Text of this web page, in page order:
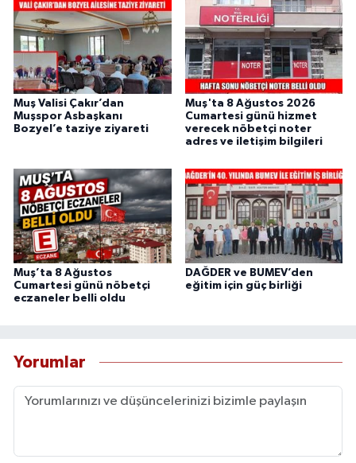
Muş Valisi Çakır’dan
Muşspor Asbaşkanı
Bozyel’e taziye ziyareti
Muş'ta 8 Ağustos 2026
Cumartesi günü hizmet
verecek nöbetçi noter
adres ve iletişim bilgileri
Muş’ta 8 Ağustos
Cumartesi günü nöbetçi
eczaneler belli oldu
DAĞDER ve BUMEV’den
eğitim için güç birliği
Yorumlar